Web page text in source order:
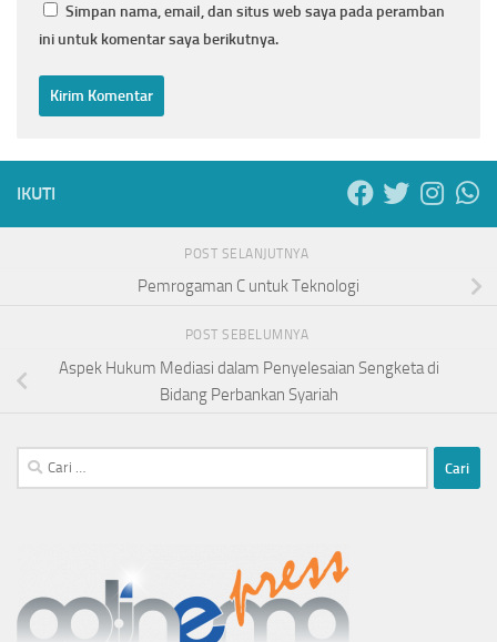
Simpan nama, email, dan situs web saya pada peramban
ini untuk komentar saya berikutnya.
IKUTI
POST SELANJUTNYA
Pemrogaman C untuk Teknologi
POST SEBELUMNYA
Aspek Hukum Mediasi dalam Penyelesaian Sengketa di
Bidang Perbankan Syariah
Cari
untuk: